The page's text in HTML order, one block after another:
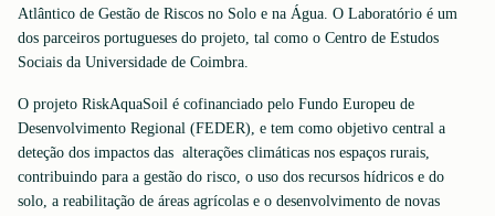
Atlântico de Gestão de Riscos no Solo e na Água. O Laboratório é um
dos parceiros portugueses do projeto, tal como o Centro de Estudos
Sociais da Universidade de Coimbra.
O projeto RiskAquaSoil é cofinanciado pelo Fundo Europeu de
Desenvolvimento Regional (FEDER), e tem como objetivo central a
deteção dos impactos das alterações climáticas nos espaços rurais,
contribuindo para a gestão do risco, o uso dos recursos hídricos e do
solo, a reabilitação de áreas agrícolas e o desenvolvimento de novas